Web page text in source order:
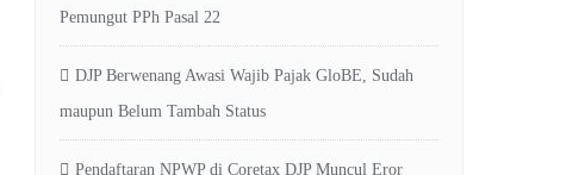
Pemungut PPh Pasal 22
DJP Berwenang Awasi Wajib Pajak GloBE, Sudah
maupun Belum Tambah Status
Pendaftaran NPWP di Coretax DJP Muncul Eror